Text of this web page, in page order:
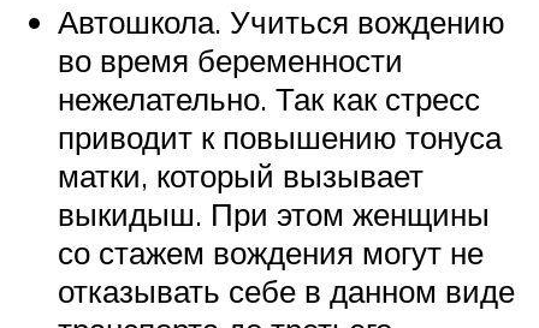
Автошкола. Учиться вождению
во время беременности
нежелательно. Так как стресс
приводит к повышению тонуса
матки, который вызывает
выкидыш. При этом женщины
со стажем вождения могут не
отказывать себе в данном виде